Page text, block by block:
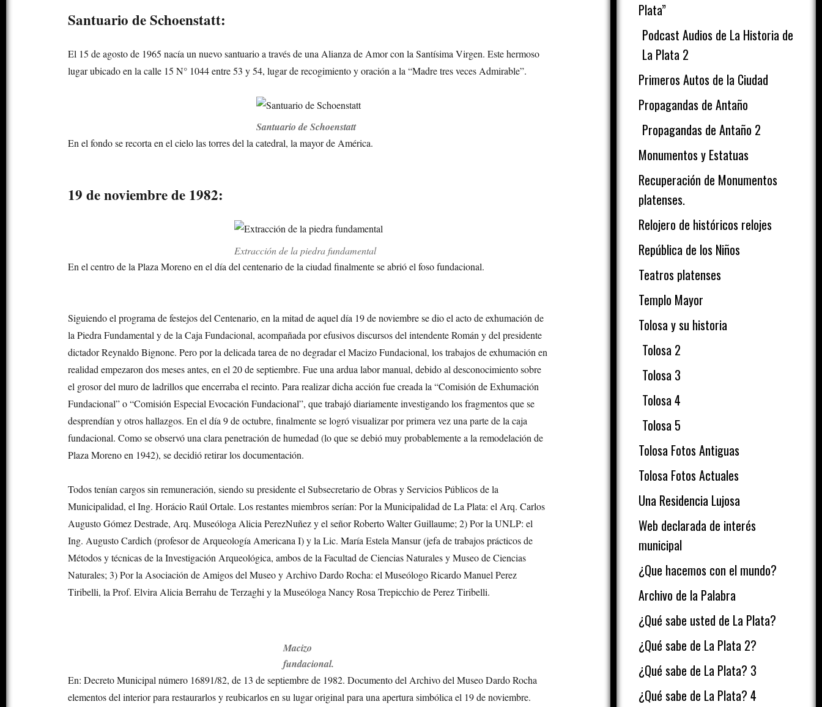
Santuario de Schoenstatt:
El 15 de agosto de 1965 nacía un nuevo santuario a través de una Alianza de Amor con la Santísima Virgen. Este hermoso
lugar ubicado en la calle 15 N° 1044 entre 53 y 54, lugar de recogimiento y oración a la “Madre tres veces Admirable”.
Santuario de Schoenstatt
En el fondo se recorta en el cielo las torres del la catedral, la mayor de América.
19 de noviembre de 1982:
Extracción de la piedra fundamental
En el centro de la Plaza Moreno en el día del centenario de la ciudad finalmente se abrió el foso fundacional.
Siguiendo el programa de festejos del Centenario, en la mitad de aquel día 19 de noviembre se dio el acto de exhumación de
la Piedra Fundamental y de la Caja Fundacional, acompañada por efusivos discursos del intendente Román y del presidente
dictador Reynaldo Bignone. Pero por la delicada tarea de no degradar el Macizo Fundacional, los trabajos de exhumación en
realidad empezaron dos meses antes, en el 20 de septiembre. Fue una ardua labor manual, debido al desconocimiento sobre
el grosor del muro de ladrillos que encerraba el recinto. Para realizar dicha acción fue creada la “Comisión de Exhumación
Fundacional” o “Comisión Especial Evocación Fundacional”, que trabajó diariamente investigando los fragmentos que se
desprendían y otros hallazgos. En el día 9 de octubre, finalmente se logró visualizar por primera vez una parte de la caja
fundacional. Como se observó una clara penetración de humedad (lo que se debió muy probablemente a la remodelación de
Plaza Moreno en 1942), se decidió retirar los documentación.
Todos tenían cargos sin remuneración, siendo su presidente el Subsecretario de Obras y Servicios Públicos de la
Municipalidad, el Ing. Horácio Raúl Ortale. Los restantes miembros serían: Por la Municipalidad de La Plata: el Arq. Carlos
Augusto Gómez Destrade, Arq. Museóloga Alicia PerezNuñez y el señor Roberto Walter Guillaume; 2) Por la UNLP: el
Ing. Augusto Cardich (profesor de Arqueología Americana I) y la Lic. María Estela Mansur (jefa de trabajos prácticos de
Métodos y técnicas de la Investigación Arqueológica, ambos de la Facultad de Ciencias Naturales y Museo de Ciencias
Naturales; 3) Por la Asociación de Amigos del Museo y Archivo Dardo Rocha: el Museólogo Ricardo Manuel Perez
Tiribelli, la Prof. Elvira Alicia Berrahu de Terzaghi y la Museóloga Nancy Rosa Trepicchio de Perez Tiribelli.
Macizo
fundacional.
En: Decreto Municipal número 16891/82, de 13 de septiembre de 1982. Documento del Archivo del Museo Dardo Rocha
elementos del interior para restaurarlos y reubicarlos en su lugar original para una apertura simbólica el 19 de noviembre.
Plata”
Podcast Audios de La Historia de
La Plata 2
Primeros Autos de la Ciudad
Propagandas de Antaño
Propagandas de Antaño 2
Monumentos y Estatuas
Recuperación de Monumentos
platenses.
Relojero de históricos relojes
República de los Niños
Teatros platenses
Templo Mayor
Tolosa y su historia
Tolosa 2
Tolosa 3
Tolosa 4
Tolosa 5
Tolosa Fotos Antiguas
Tolosa Fotos Actuales
Una Residencia Lujosa
Web declarada de interés
municipal
¿Que hacemos con el mundo?
Archivo de la Palabra
¿Qué sabe usted de La Plata?
¿Qué sabe de La Plata 2?
¿Qué sabe de La Plata? 3
¿Qué sabe de La Plata? 4